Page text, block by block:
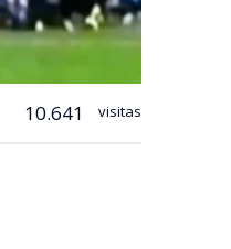
10.641 visitas